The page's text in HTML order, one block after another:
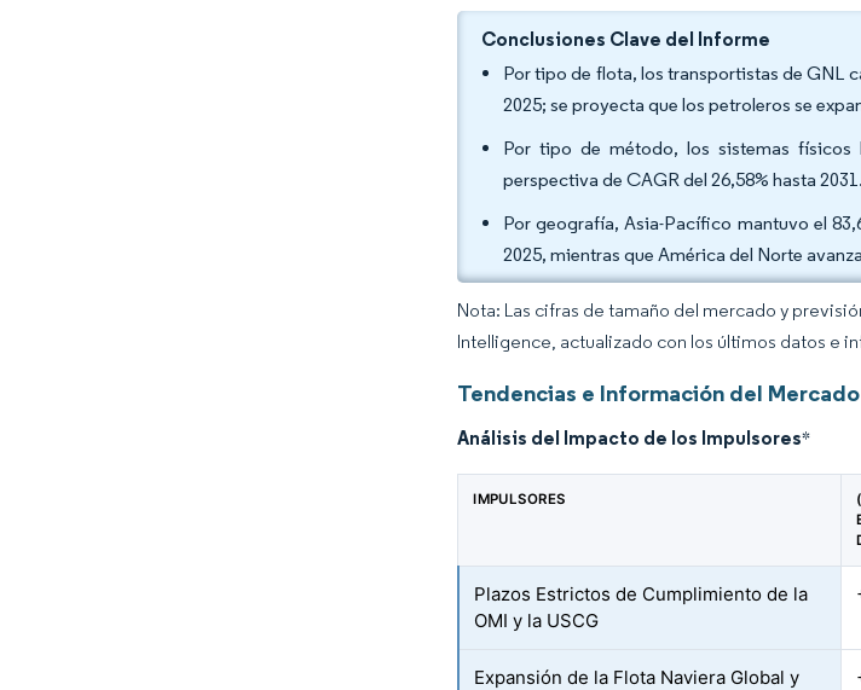
Conclusiones Clave del Informe
Por tipo de flota, los transportistas de GNL
2025; se proyecta que los petroleros se
Por tipo de método, los sistemas físicos
perspectiva de CAGR del 26,58% hasta 2031.
Por geografía, Asia-Pacífico mantuvo el
2025, mientras que América del Norte
Nota: Las cifras de tamaño del mercado y
Intelligence, actualizado con los últimos datos e
Tendencias e Información del
Análisis del Impacto de los Impulsores*
IMPULSORES
Plazos Estrictos de Cumplimiento de la
OMI y la USCG
Expansión de la Flota Naviera Global y